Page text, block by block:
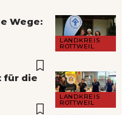
LANDKREIS
ROTTWEIL
Wege:
LANDKREIS
ROTTWEIL
für die